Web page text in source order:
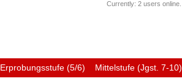
Currently: 2 users online.
Erprobungsstufe (5/6) Mittelstufe (Jgst. 7-10)